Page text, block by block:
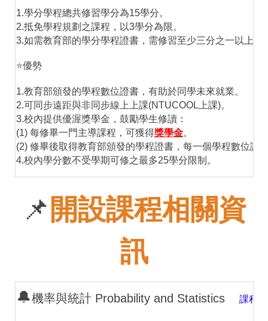
1.學分學程總共修習學分為15學分。
2.抵免學程規劃之課程，以3學分為限。
3.如需教育部的學分學程證書，需修習至少三分之一以上的
⭐優勢
1.教育部頒發的學程數位證書，有助於同學未來就業。
2.可同步遠距與非同步線上上課(NTUCOOL上課)。
3.校內提供優渥獎學金，鼓勵學生修讀：
(1) 每修畢一門主導課程，可獲得獎學金。
(2) 修畢後取得教育部頒發的學程證書，每一個學程數位證
4.校內學分數不受學期可修之最多25學分限制。
📌 開設課程相關資
訊
🔔機率與統計 Probability and Statistics 課程